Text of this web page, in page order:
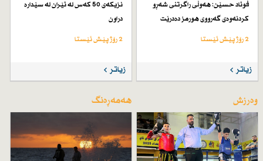
فوئاد حسێن: هەوڵی راگرتنی شەڕو
كردنەوەی گەرووی هورمز دەدرێت
2 رۆژ پێش ئێستا
زیاتر
نزیكەی 50 كەس لە ئێران لە سێدارە
دراون
2 رۆژ پێش ئێستا
زیاتر
وەرزش هەمەڕەنگ